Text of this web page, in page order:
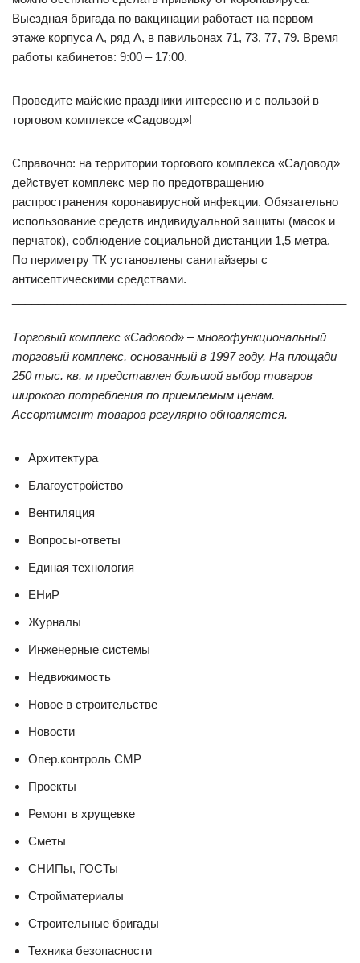
Выездная бригада по вакцинации работает на первом
этаже корпуса А, ряд А, в павильонах 71, 73, 77, 79. Время
работы кабинетов: 9:00 – 17:00.
Проведите майские праздники интересно и с пользой в
торговом комплексе «Садовод»!
Справочно: на территории торгового комплекса «Садовод»
действует комплекс мер по предотвращению
распространения коронавирусной инфекции. Обязательно
использование средств индивидуальной защиты (масок и
перчаток), соблюдение социальной дистанции 1,5 метра.
По периметру ТК установлены санитайзеры с
антисептическими средствами.
Торговый комплекс «Садовод» – многофункциональный
торговый комплекс, основанный в 1997 году. На площади
250 тыс. кв. м представлен большой выбор товаров
широкого потребления по приемлемым ценам.
Ассортимент товаров регулярно обновляется.
Архитектура
Благоустройство
Вентиляция
Вопросы-ответы
Единая технология
ЕНиР
Журналы
Инженерные системы
Недвижимость
Новое в строительстве
Новости
Опер.контроль СМР
Проекты
Ремонт в хрущевке
Сметы
СНИПы, ГОСТы
Стройматериалы
Строительные бригады
Техника безопасности